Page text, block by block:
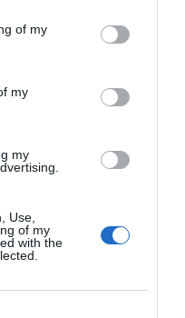
of my
my
my
Use,
of my
with the
θα διέπραττε επίθεση
έγκριση των ΗΠΑ»
το Λαύριο